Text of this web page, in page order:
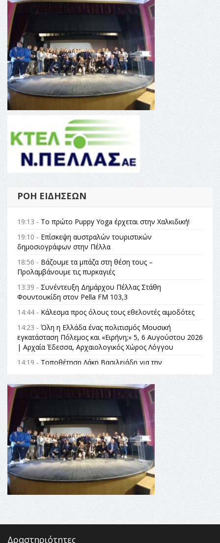
ΡΟΉ ΕΙΔΉΣΕΩΝ
19:13 - Το πρώτο Puppy Yoga έρχεται στην Χαλκιδική!
19:10 - Επίσκεψη αυστραλών τουριστικών
δημοσιογράφων στην Πέλλα
18:56 - Βάζουμε τα μπάζα στη θέση τους –
Προλαμβάνουμε τις πυρκαγιές
13:39 - Συνέντευξη Δημάρχου Πέλλας Στάθη
Φουντουκίδη στον Pella FM 103,3
14:44 - Κάλεσμα προς όλους τους εθελοντές αιμοδότες
14:23 - Όλη η Ελλάδα ένας πολιτισμός Μουσική
εγκατάσταση Πόλεμος και «Ειρήνη;» 5, 6 Αυγούστου 2026
| Αρχαία Έδεσσα, Αρχαιολογικός Χώρος Λόγγου
14:19 - Τοποθέτηση Λάκη Βασιλειάδη για την
Αναθεώρηση του Συντάγματος: «Σε τέτοιες κορυφαίες
θεσμικές διαδικασίες υπάρχει μόνο η ευθύνη απέναντι
Το πρόγραμμα του ΠΑΟΚ στον δεύτερο γύρο του
Champions League!
16:27 -Όλυμπος: Εντάχθηκε στον Κατάλογο Παγκόσμιας
Κληρονομιάς της UNESCO – Ομόφωνη η απόφαση Ο
Όλυμπος αναγνωρίστηκε ως φυσικό και πολιτιστικό
αγαθό εξέχουσας οικουμενικής αξίας για την
ανθρωπότητα
ΕΝΟΡΙΑΚΕΣ ΚΑΛΟΚΑΙΡΙΝΕΣ ΔΡΑΣΕΙΣ ΓΙΑ ΠΑΙΔΙΑ
ΣΤΗΝ ΕΔΕΣΣΑ
Δραστηριότητες